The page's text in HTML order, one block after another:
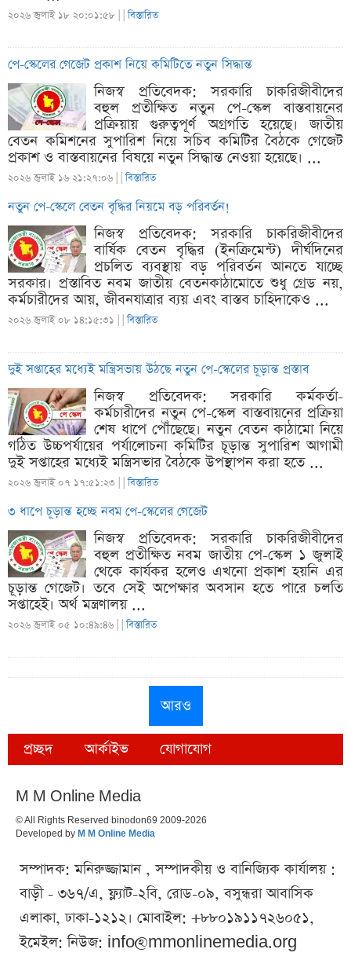
২০২৬ জুলাই ১৮ ২০:০১:৫৮ | |বিস্তারিত
পে-স্কেলের গেজেট প্রকাশ নিয়ে কমিটিতে নতুন সিদ্ধান্ত
নিজস্ব প্রতিবেদক: সরকারি চাকরিজীবীদের
বহুল প্রতীক্ষিত নতুন পে-স্কেল বাস্তবায়নের
প্রক্রিয়ায় গুরুত্বপূর্ণ অগ্রগতি হয়েছে। জাতীয়
বেতন কমিশনের সুপারিশ নিয়ে সচিব কমিটির বৈঠকে গেজেট
প্রকাশ ও বাস্তবায়নের বিষয়ে নতুন সিদ্ধান্ত নেওয়া হয়েছে। ...
২০২৬ জুলাই ১৬ ২১:২৭:০৬ | |বিস্তারিত
নতুন পে-স্কেলে বেতন বৃদ্ধির নিয়মে বড় পরিবর্তন!
নিজস্ব প্রতিবেদক: সরকারি চাকরিজীবীদের
বার্ষিক বেতন বৃদ্ধির (ইনক্রিমেন্ট) দীর্ঘদিনের
প্রচলিত ব্যবস্থায় বড় পরিবর্তন আনতে যাচ্ছে
সরকার। প্রস্তাবিত নবম জাতীয় বেতনকাঠামোতে শুধু গ্রেড নয়,
কর্মচারীদের আয়, জীবনযাত্রার ব্যয় এবং বাস্তব চাহিদাকেও ...
২০২৬ জুলাই ০৮ ১৪:১৫:৩১ | |বিস্তারিত
দুই সপ্তাহের মধ্যেই মন্ত্রিসভায় উঠছে নতুন পে-স্কেলের চূড়ান্ত প্রস্তাব
নিজস্ব প্রতিবেদক: সরকারি কর্মকর্তা-
কর্মচারীদের নতুন পে-স্কেল বাস্তবায়নের প্রক্রিয়া
শেষ ধাপে পৌঁছেছে। নতুন বেতন কাঠামো নিয়ে
গঠিত উচ্চপর্যায়ের পর্যালোচনা কমিটির চূড়ান্ত সুপারিশ আগামী
দুই সপ্তাহের মধ্যেই মন্ত্রিসভার বৈঠকে উপস্থাপন করা হতে ...
২০২৬ জুলাই ০৭ ১৭:৫১:২৩ | |বিস্তারিত
৩ ধাপে চূড়ান্ত হচ্ছে নবম পে-স্কেলের গেজেট
নিজস্ব প্রতিবেদক: সরকারি চাকরিজীবীদের
বহুল প্রতীক্ষিত নবম জাতীয় পে-স্কেল ১ জুলাই
থেকে কার্যকর হলেও এখনো প্রকাশ হয়নি এর
চূড়ান্ত গেজেট। তবে সেই অপেক্ষার অবসান হতে পারে চলতি
সপ্তাহেই। অর্থ মন্ত্রণালয় ...
২০২৬ জুলাই ০৫ ১০:৪৯:৪৬ | |বিস্তারিত
আরও
প্রচ্ছদ আর্কাইভ যোগাযোগ
M M Online Media
© All Rights Reserved binodon69 2009-2026
Developed by M M Online Media
সম্পাদক: মনিরুজ্জামান , সম্পাদকীয় ও বানিজ্যিক কার্যালয় :
বাড়ী - ৩৬৭/এ, ফ্ল্যাট-২বি, রোড-০৯, বসুন্ধরা আবাসিক
এলাকা, ঢাকা-১২১২। মোবাইল: +৮৮০১৯১১৭২৬০৫১,
ইমেইল: নিউজ: info@mmonlinemedia.org